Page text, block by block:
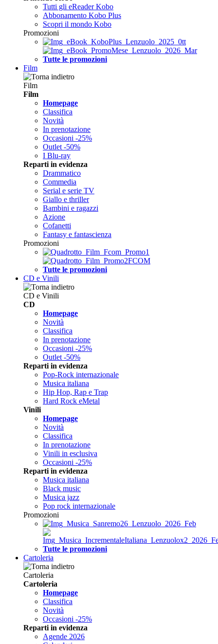
Tutti gli eReader Kobo
Abbonamento Kobo Plus
Scopri il mondo Kobo
Promozioni
Tutte le promozioni
Film
Film
Film
Homepage
Classifica
Novità
In prenotazione
Occasioni -25%
Outlet -50%
I Blu-ray
Reparti in evidenza
Drammatico
Commedia
Serial e serie TV
Giallo e thriller
Bambini e ragazzi
Azione
Cofanetti
Fantasy e fantascienza
Promozioni
Tutte le promozioni
CD e Vinili
CD e Vinili
CD
Homepage
Novità
Classifica
In prenotazione
Occasioni -25%
Outlet -50%
Reparti in evidenza
Pop-Rock internazionale
Musica italiana
Hip Hop, Rap e Trap
Hard Rock eMetal
Vinili
Homepage
Novità
Classifica
In prenotazione
Vinili in esclusiva
Occasioni -25%
Reparti in evidenza
Musica italiana
Black music
Musica jazz
Pop rock internazionale
Promozioni
Tutte le promozioni
Cartoleria
Cartoleria
Cartoleria
Homepage
Classifica
Novità
Occasioni -25%
Reparti in evidenza
Agende 2026